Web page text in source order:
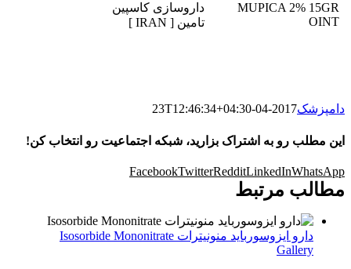
MUPICA 2% 15GR
OINT
داروسازی کاسپین
تامین [ IRAN ]
دامپزشک2017-04-23T12:46:34+04:30
این مطلب رو به اشتراک بزارید، شبکه اجتماعیت رو انتخاب کن!
FacebookTwitterRedditLinkedInWhatsApp
مطالب مرتبط
دارو ایزوسورباید منونیترات Isosorbide Mononitrate
Gallery